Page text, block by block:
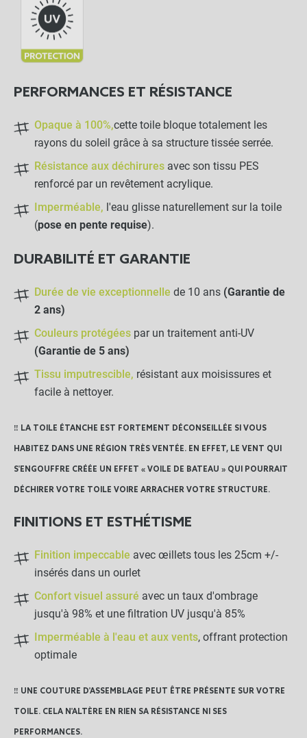
Toile d'ombrage pergola 4x3m
une structure
NOTRE RECOMMANDATION POUR
UNE POSE EN TOUTE TRANQUILLITÉ
Bobine de sandow 25m
21,50 € - +
-
- +
LES PRODUITS ALTERNATIFS
PERFORMANCES ET RÉSISTANCE
Opaque à 100%,cette toile bloque totalement les
rayons du soleil grâce à sa structure tissée serrée.
Résistance aux déchirures avec son tissu PES
renforcé par un revêtement acrylique.
Imperméable, l'eau glisse naturellement sur la toile
(pose en pente requise).
DURABILITÉ ET GARANTIE
Durée de vie exceptionnelle de 10 ans (Garantie de
2 ans)
Couleurs protégées par un traitement anti-UV
(Garantie de 5 ans)
Tissu imputrescible, résistant aux moisissures et
facile à nettoyer.
‼️ LA TOILE ÉTANCHE EST FORTEMENT DÉCONSEILLÉE SI VOUS
HABITEZ DANS UNE RÉGION TRÈS VENTÉE. EN EFFET, LE VENT QUI
S'ENGOUFFRE CRÉÉE UN EFFET « VOILE DE BATEAU » QUI POURRAIT
DÉCHIRER VOTRE TOILE VOIRE ARRACHER VOTRE STRUCTURE.
FINITIONS ET ESTHÉTISME
Finition impeccable avec œillets tous les 25cm +/-
insérés dans un ourlet
Confort visuel assuré avec un taux d'ombrage
jusqu'à 98% et une filtration UV jusqu'à 85%
Imperméable à l'eau et aux vents, offrant protection
optimale
‼️ UNE COUTURE D'ASSEMBLAGE PEUT ÊTRE PRÉSENTE SUR VOTRE
TOILE. CELA N'ALTÈRE EN RIEN SA RÉSISTANCE NI SES
PERFORMANCES.